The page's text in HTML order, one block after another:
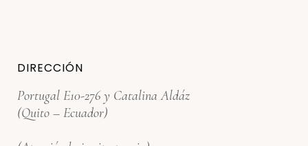
DIRECCIÓN
Portugal E10-276 y Catalina Aldáz
(Quito – Ecuador)